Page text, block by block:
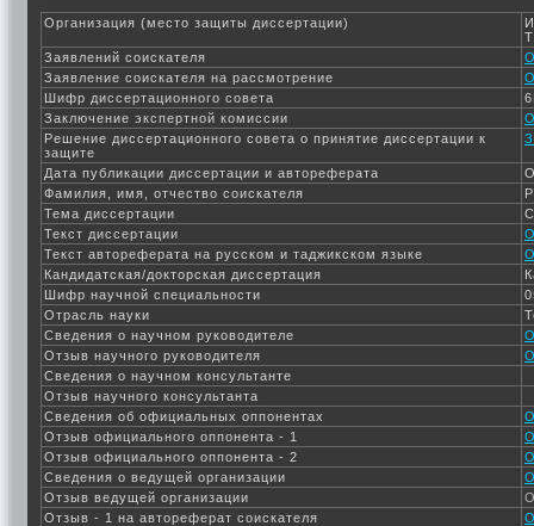
Организация (место защиты диссертации)
Заявлений соискателя
Заявление соискателя на рассмотрение
Шифр диссертационного совета
Заключение экспертной комиссии
Решение диссертационного совета о принятие диссертации к
защите
Дата публикации диссертации и автореферата
Фамилия, имя, отчество соискателя
Тема диссертации
Текст диссертации
Текст автореферата на русском и таджикском языке
Кандидатская/докторская диссертация
Шифр научной специальности
Отрасль науки
Сведения о научном руководителе
Отзыв научного руководителя
Сведения о научном консультанте
Отзыв научного консультанта
Сведения об официальных оппонентах
Отзыв официального оппонента - 1
Отзыв официального оппонента - 2
Сведения о ведущей организации
Отзыв ведущей организации
Отзыв - 1 на автореферат соискателя